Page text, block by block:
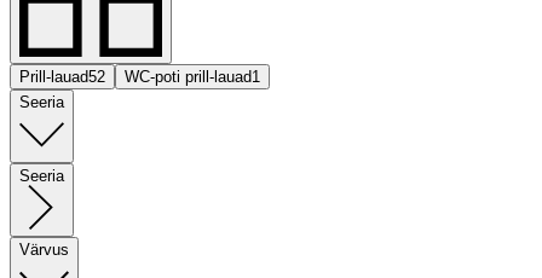
Prill-lauad52 WC-poti prill-lauad1
Seeria
Seeria
Värvus